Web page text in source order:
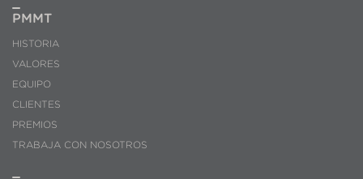
PMMT
HISTORIA
VALORES
EQUIPO
CLIENTES
PREMIOS
TRABAJA CON NOSOTROS
Estas cookies son utilizadas para almacenar información
a través de la observación continuada de sus hábitos de
navegación. Gracias a ellas, podemos conocer los hábitos
de navegación en el sitio web y mostrar publicidad
relacionada con el perfil de navegación del usuario.